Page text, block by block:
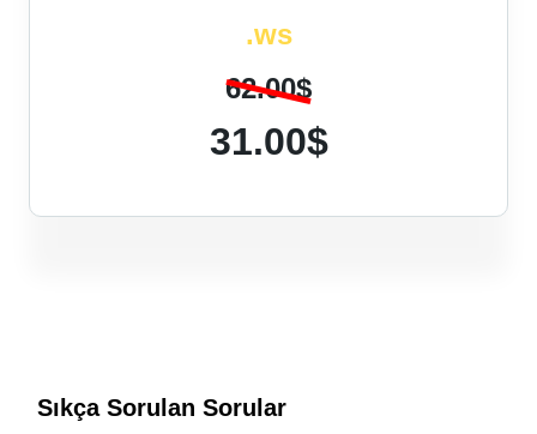
.ws
62.00$
31.00$
Sıkça Sorulan Sorular